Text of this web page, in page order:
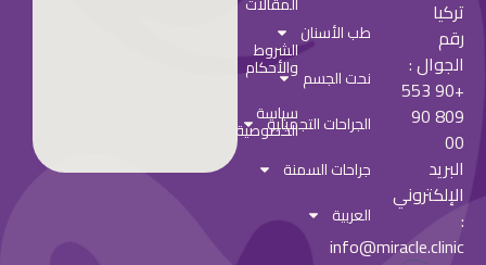
تركيا
رقم
الجوال :
+90 553
809 90
00
البريد
الإلكتروني
:
info@miracle.clinic
طب الأسنان
نحت الجسم
الجراحات التجميلية
جراحات السمنة
العربية
الشروط
والأحكام
سياسة
الخصوصية